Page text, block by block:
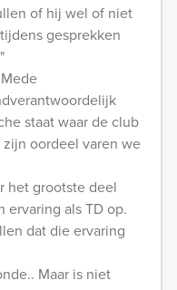
of hij wel of niet
gesprekken
staat waar de club
oordeel varen we
het grootste deel
ervaring als TD op.
dat die ervaring
Maar is niet